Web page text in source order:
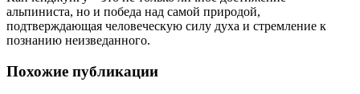
альпиниста, но и победа над самой природой,
подтверждающая человеческую силу духа и стремление к
познанию неизведанного.
Похожие публикации